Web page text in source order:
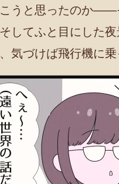
うと思ったのか――
してふと目にした夜
気づけば飛行機に乗